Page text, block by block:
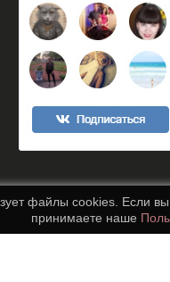
файлы cookies. Если
принимаете наше